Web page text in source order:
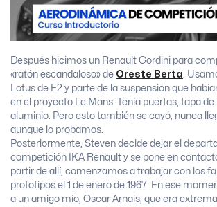
Después hicimos un Renault Gordini para
«ratón escandaloso» de Oreste Berta .
Lotus de F2 y parte de la suspensión que
en el proyecto Le Mans. Tenía puertas, tapa
aluminio. Pero esto también se cayó, nunca
aunque lo probamos.
Posteriormente, Steven decide dejar el
competición IKA Renault y se pone en
partir de allí, comenzamos a trabajar con los
prototipos el 1 de enero de 1967. En ese
a un amigo mío, Oscar Arnais, que era